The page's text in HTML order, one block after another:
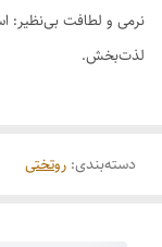
نرمی و لطافت بی‌نظیر:
لذت‌بخش.
دسته‌بندی: روتختی